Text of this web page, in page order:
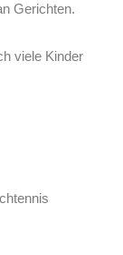
Gerichten.
viele Kinder